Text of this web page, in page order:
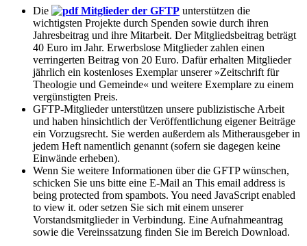
Die Mitglieder der GFTP unterstützen die
wichtigsten Projekte durch Spenden sowie durch ihren
Jahresbeitrag und ihre Mitarbeit. Der Mitgliedsbeitrag beträgt
40 Euro im Jahr. Erwerbslose Mitglieder zahlen einen
verringerten Beitrag von 20 Euro. Dafür erhalten Mitglieder
jährlich ein kostenloses Exemplar unserer »Zeitschrift für
Theologie und Gemeinde« und weitere Exemplare zu einem
vergünstigten Preis.
GFTP-Mitglieder unterstützen unsere publizistische Arbeit
und haben hinsichtlich der Veröffentlichung eigener Beiträge
ein Vorzugsrecht. Sie werden außerdem als Mitherausgeber in
jedem Heft namentlich genannt (sofern sie dagegen keine
Einwände erheben).
Wenn Sie weitere Informationen über die GFTP wünschen,
schicken Sie uns bitte eine E-Mail an This email address is
being protected from spambots. You need JavaScript enabled
to view it. oder setzen Sie sich mit einem unserer
Vorstandsmitglieder in Verbindung. Eine Aufnahmeantrag
sowie die Vereinssatzung finden Sie im Bereich Download.